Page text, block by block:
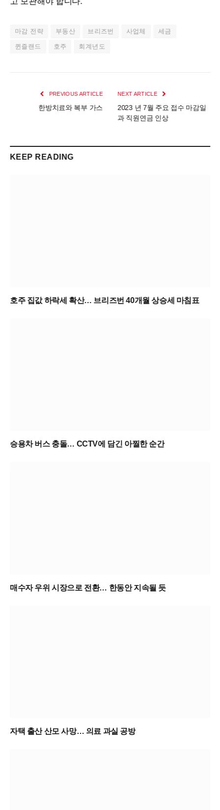
마감 전략 부동산 브리즈번 사업체 세금
퀸즐랜드 호주 회계년도
PREVIOUS ARTICLE
한방치료와 복부 가스
NEXT ARTICLE
2023 년 7월 주요 접수 마감일
과 직원연금 인상
KEEP READING
호주 집값 하락세 확산… 브리즈번 40개월 상승세 마침표
승용차 버스 충돌… CCTV에 담긴 아찔한 순간
매수자 우위 시장으로 전환… 한동안 지속될 듯
자택 출산 산모 사망… 의료 과실 공방